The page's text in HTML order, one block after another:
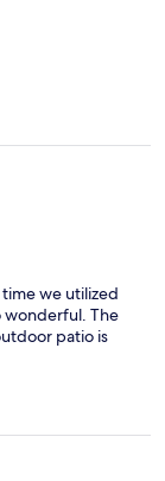
we utilized
wonderful. The
patio is